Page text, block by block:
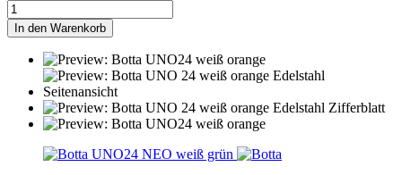
In den Warenkorb